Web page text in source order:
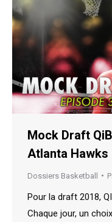
Mock Draft
Atlanta Hawks
Dossiers Basketball
Pour la draft 2018,
Chaque jour, un